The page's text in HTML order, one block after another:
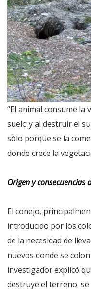
“El animal consume la
suelo y al destruir el
sólo porque se la
donde crece la
Origen y consecuencias
El conejo,
introducido por los
de la necesidad de
nuevos donde se
investigador explicó
destruye el terreno,